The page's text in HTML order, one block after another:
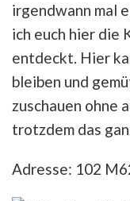
irgendwann mal
ich euch hier die
entdeckt. Hier
bleiben und
zuschauen ohne
trotzdem das
Adresse: 102